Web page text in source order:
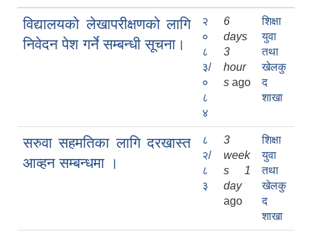
विद्यालयको लेखापरीक्षणको लागि
निवेदन पेश गर्ने सम्बन्धी सूचना।
२
०
८
३/
०
८
४
6
days
3
hour
s ago
शिक्षा
युवा
तथा
खेलकु
द
शाखा
सरुवा सहमतिका लागि दरखास्त
आव्हन सम्बन्धमा ।
८
२/
८
३
3
week
s 1
day
ago
शिक्षा
युवा
तथा
खेलकु
द
शाखा